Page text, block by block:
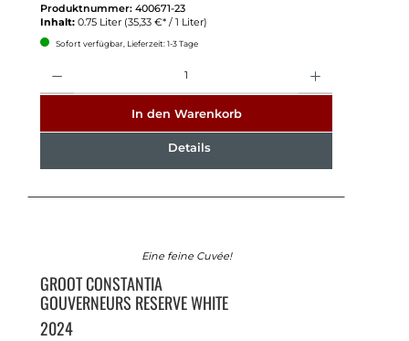
Produktnummer: 400671-23
Inhalt: 0.75 Liter (35,33 €* / 1 Liter)
Sofort verfügbar, Lieferzeit: 1-3 Tage
In den Warenkorb
Details
Eine feine Cuvée!
GROOT CONSTANTIA
GOUVERNEURS RESERVE WHITE
2024